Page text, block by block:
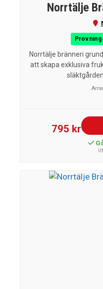
Norrtälje
Norrtälje bränneri
att skapa exklusiva
släktgården
795 kr